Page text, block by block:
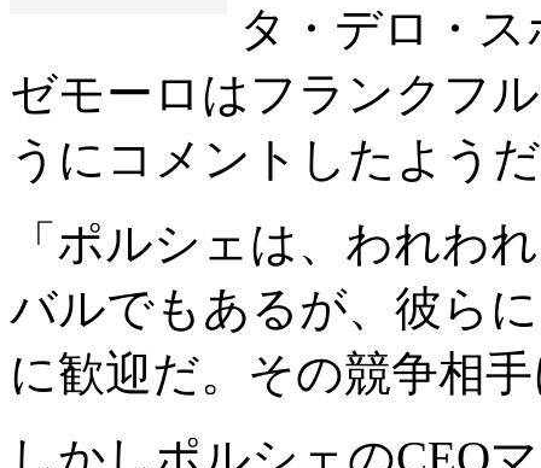
タ・デロ・
ゼモーロはフランクフ
うにコメントしたよう
「ポルシェは、われわ
バルでもあるが、彼ら
に歓迎だ。その競争相
しかしポルシェのCEO